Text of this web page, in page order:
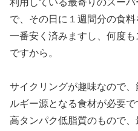
で、その日に１週間分の食
一番安く済みますし、何度
ですから。
サイクリングが趣味なので
ルギー源となる食材が必要
高タンパク低脂質のもので